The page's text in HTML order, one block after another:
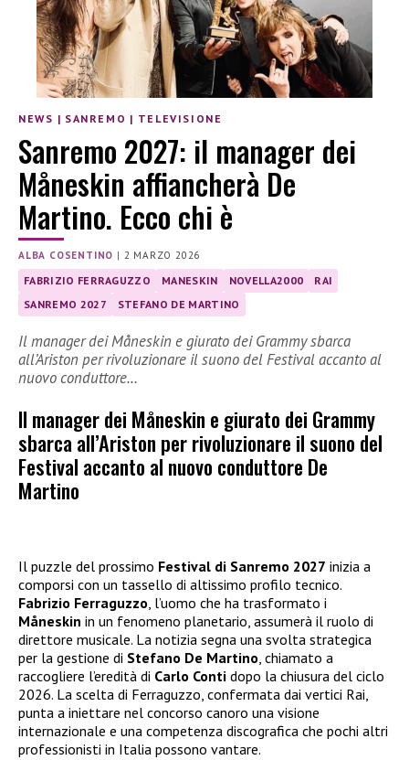
NEWS | SANREMO | TELEVISIONE
Sanremo 2027: il manager dei
Måneskin affiancherà De
Martino. Ecco chi è
ALBA COSENTINO | 2 MARZO 2026
FABRIZIO FERRAGUZZO MANESKIN NOVELLA2000
RAI
SANREMO 2027
STEFANO DE MARTINO
Il manager dei Måneskin e giurato dei Grammy sbarca
all’Ariston per rivoluzionare il suono del Festival accanto al
nuovo conduttore…
Il manager dei Måneskin e giurato dei Grammy
sbarca all’Ariston per rivoluzionare il suono del
Festival accanto al nuovo conduttore De
Martino
Il puzzle del prossimo Festival di Sanremo 2027 inizia a
comporsi con un tassello di altissimo profilo tecnico.
Fabrizio Ferraguzzo, l’uomo che ha trasformato i
Måneskin in un fenomeno planetario, assumerà il ruolo di
direttore musicale. La notizia segna una svolta strategica
per la gestione di Stefano De Martino, chiamato a
raccogliere l’eredità di Carlo Conti dopo la chiusura del ciclo
2026. La scelta di Ferraguzzo, confermata dai vertici Rai,
punta a iniettare nel concorso canoro una visione
internazionale e una competenza discografica che pochi altri
professionisti in Italia possono vantare.